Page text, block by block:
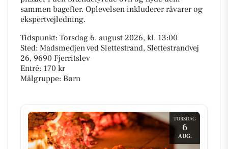
sammen bagefter. Oplevelsen inkluderer råvarer og
ekspertvejledning.
Tidspunkt: Torsdag 6. august 2026, kl. 13:00
Sted: Madsmedjen ved Slettestrand, Slettestrandvej
26, 9690 Fjerritslev
Entré: 170 kr
Målgruppe: Børn
TORSDAG
6
AUG.